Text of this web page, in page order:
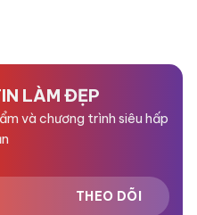
5
LÀM ĐẸP
và chương trình siêu hấp